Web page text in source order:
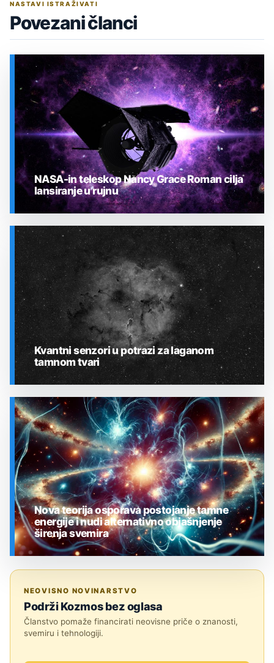
NASTAVI ISTRAŽIVATI
Povezani članci
SVEMIR
NASA-in teleskop Nancy Grace Roman cilja
lansiranje u rujnu
SVEMIR
Kvantni senzori u potrazi za laganom
tamnom tvari
Nova teorija osporava postojanje tamne
energije i nudi alternativno objašnjenje
širenja svemira
NEOVISNO NOVINARSTVO
Podrži Kozmos bez oglasa
Članstvo pomaže financirati neovisne priče o znanosti,
svemiru i tehnologiji.